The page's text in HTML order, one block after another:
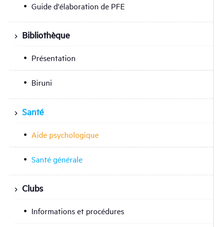
Guide d'élaboration de PFE
Bibliothèque
Présentation
Biruni
Santé
Aide psychologique
Santé générale
Clubs
Informations et procédures